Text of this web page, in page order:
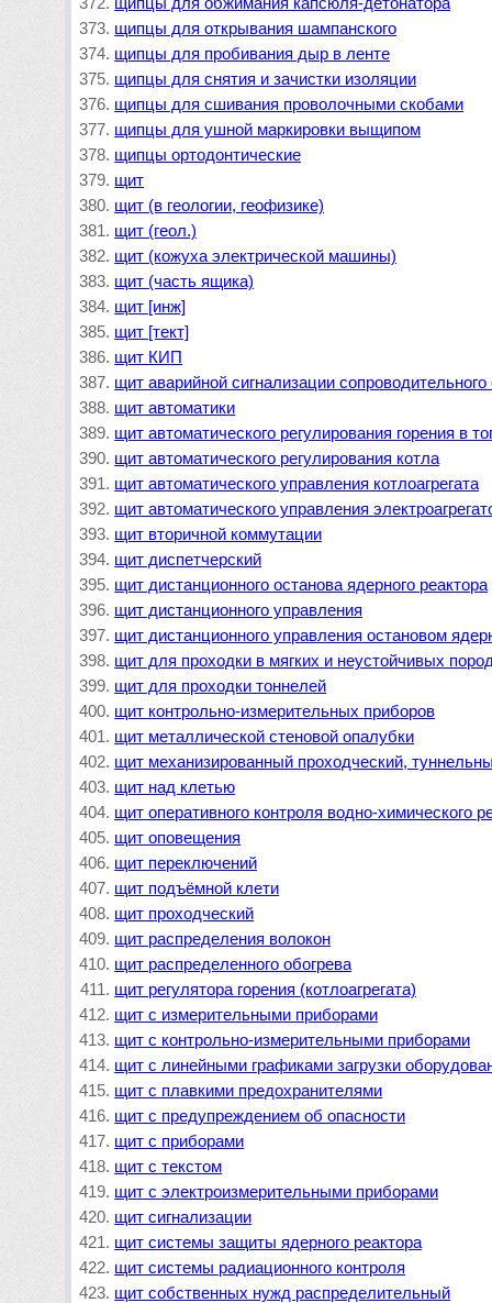
щипцы для открывания шампанского
щипцы для пробивания дыр в ленте
щипцы для снятия и зачистки изоляции
щипцы для сшивания проволочными скобами
щипцы для ушной маркировки выщипом
щипцы ортодонтические
щит
щит (в геологии, геофизике)
щит (геол.)
щит (кожуха электрической машины)
щит (часть ящика)
щит [инж]
щит [тект]
щит КИП
щит аварийной сигнализации сопроводительного
щит автоматики
щит автоматического регулирования горения в
щит автоматического регулирования котла
щит автоматического управления котлоагрегата
щит автоматического управления
щит вторичной коммутации
щит диспетчерский
щит дистанционного останова ядерного реактора
щит дистанционного управления
щит дистанционного управления остановом
щит для проходки в мягких и неустойчивых
щит для проходки тоннелей
щит контрольно-измерительных приборов
щит металлической стеновой опалубки
щит механизированный проходческий,
щит над клетью
щит оперативного контроля водно-химического
щит оповещения
щит переключений
щит подъёмной клети
щит проходческий
щит распределения волокон
щит распределенного обогрева
щит регулятора горения (котлоагрегата)
щит с измерительными приборами
щит с контрольно-измерительными приборами
щит с линейными графиками загрузки
щит с плавкими предохранителями
щит с предупреждением об опасности
щит с приборами
щит с текстом
щит с электроизмерительными приборами
щит сигнализации
щит системы защиты ядерного реактора
щит системы радиационного контроля
щит собственных нужд распределительный